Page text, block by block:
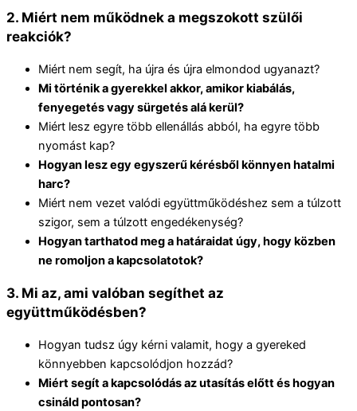
2. Miért nem működnek a megszokott szülői
reakciók?
Miért nem segít, ha újra és újra elmondod ugyanazt?
Mi történik a gyerekkel akkor, amikor kiabálás,
fenyegetés vagy sürgetés alá kerül?
Miért lesz egyre több ellenállás abból, ha egyre több
nyomást kap?
Hogyan lesz egy egyszerű kérésből könnyen hatalmi
harc?
Miért nem vezet valódi együttműködéshez sem a túlzott
szigor, sem a túlzott engedékenység?
Hogyan tarthatod meg a határaidat úgy, hogy közben
ne romoljon a kapcsolatotok?
3. Mi az, ami valóban segíthet az
együttműködésben?
Hogyan tudsz úgy kérni valamit, hogy a gyereked
könnyebben kapcsolódjon hozzád?
Miért segít a kapcsolódás az utasítás előtt és hogyan
csináld pontosan?